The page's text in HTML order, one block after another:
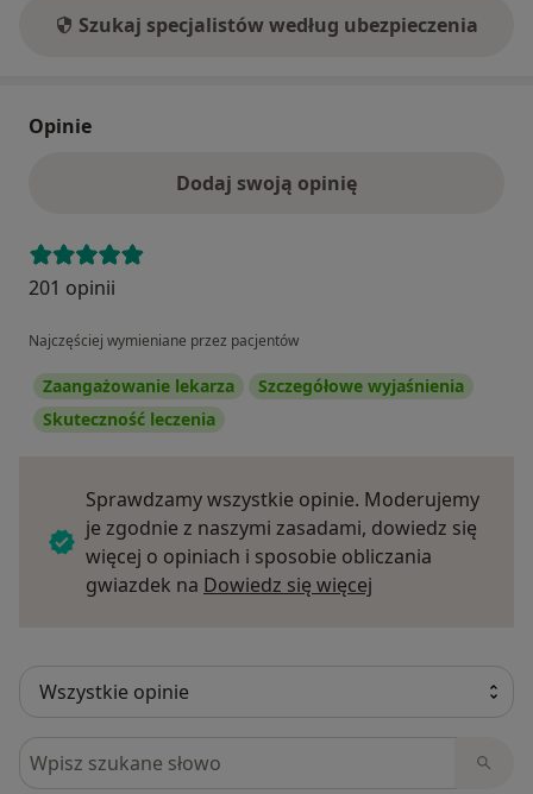
Szukaj specjalistów według ubezpieczenia
Opinie
Dodaj swoją opinię
201 opinii
Najczęściej wymieniane przez pacjentów
Zaangażowanie lekarza
Szczegółowe wyjaśnienia
Skuteczność leczenia
Sprawdzamy wszystkie opinie. Moderujemy
je zgodnie z naszymi zasadami, dowiedz się
więcej o opiniach i sposobie obliczania
gwiazdek na Dowiedz się więcej
Szukaj w opiniach